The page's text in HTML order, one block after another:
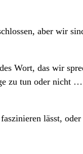
aber wir
Wort, das wir
zu tun oder
lässt,